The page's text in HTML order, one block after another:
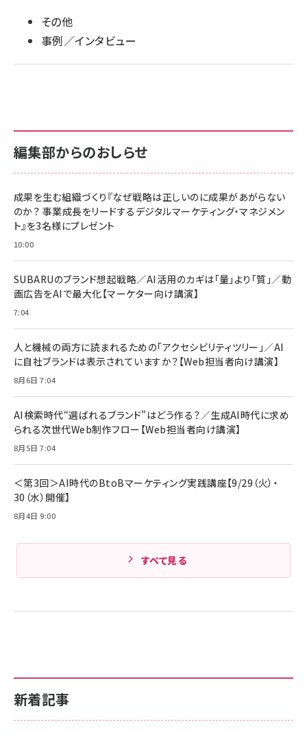
その他
事例／インタビュー
新着記事
編集部からのおしらせ
成果を生む組織づくり『なぜ戦略は正しいのに成果があがらない
のか？ 事業成長をリードするデジタルマーケティング・マネジメン
ト』を3名様にプレゼント
10:00
SUBARUのブランド想起戦略／AI活用のカギは「量」より「質」／動
画広告をAIで最大化【マーケター向け講演】
7:04
人と機械の両方に読まれるための「アクセシビリティツリー」／AI
に自社ブランドは表示されていますか？【Web担当者向け講演】
8月6日 7:04
AI検索時代“選ばれるブランド”はどう作る？／生成AI時代に求め
られる次世代Web制作フロー【Web担当者向け講演】
8月5日 7:04
＜第3回＞AI時代のBtoBマーケティング実践講座【9/29（火）・
30（水）開催】
8月4日 9:00
すべて見る